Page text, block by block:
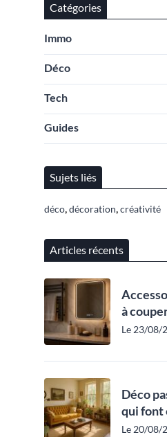
Catégories
Immo
Déco
Tech
Guides
Sujets liés
déco,décoration,créativité
Articles récents
à
Le 23/08/
Déco
qui font
Le 20/08/